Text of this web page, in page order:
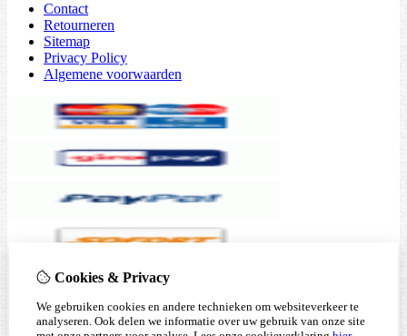
Contact
Retourneren
Sitemap
Privacy Policy
Algemene voorwaarden
Cookies & Privacy
We gebruiken cookies en andere technieken om websiteverkeer te
analyseren. Ook delen we informatie over uw gebruik van onze site